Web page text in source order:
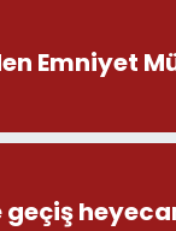
Emniyet